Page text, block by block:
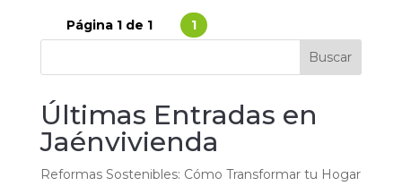
Página 1 de 1 1
Buscar
Últimas Entradas en
Jaénvivienda
Reformas Sostenibles: Cómo Transformar tu Hogar